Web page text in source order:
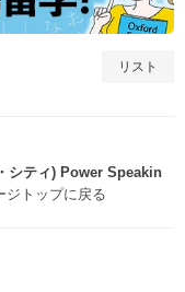
リスト
シティ) Power Speakin
ジトップに戻る